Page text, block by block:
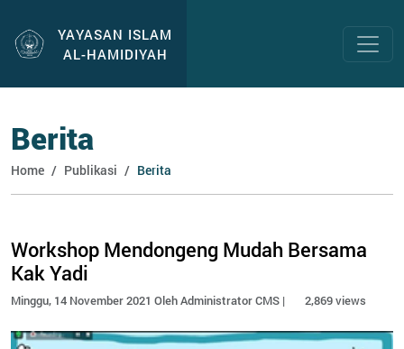
YAYASAN ISLAM
AL-HAMIDIYAH
Berita
Home Publikasi Berita
Workshop Mendongeng Mudah Bersama
Kak Yadi
Minggu, 14 November 2021 Oleh Administrator CMS | 2,869 views